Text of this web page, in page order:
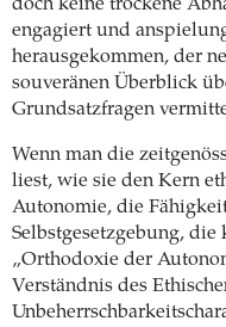
doch keine trockene
engagiert und
herausgekommen, der
souveränen Überblick
Grundsatzfragen
Wenn man die
liest, wie sie den Kern
Autonomie, die
Selbstgesetzgebung, die
„Orthodoxie der
Verständnis des